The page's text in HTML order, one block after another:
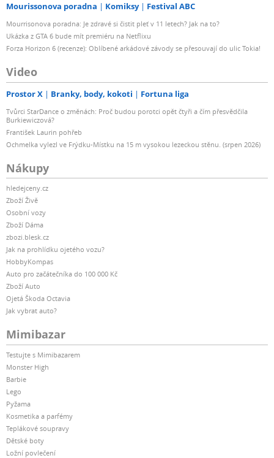
Mourissonova poradna Komiksy Festival ABC
Mourrisonova poradna: Je zdravé si čistit pleť v 11 letech? Jak na to?
Ukázka z GTA 6 bude mít premiéru na Netflixu
Forza Horizon 6 (recenze): Oblíbené arkádové závody se přesouvají do ulic Tokia!
Video
Prostor X Branky, body, kokoti Fortuna liga
Tvůrci StarDance o změnách: Proč budou porotci opět čtyři a čím přesvědčila
Burkiewiczová?
František Laurin pohřeb
Ochmelka vylezl ve Frýdku-Místku na 15 m vysokou lezeckou stěnu. (srpen 2026)
Nákupy
hledejceny.cz
Zboží Živě
Osobní vozy
Zboží Dáma
zbozi.blesk.cz
Jak na prohlídku ojetého vozu?
HobbyKompas
Auto pro začátečníka do 100 000 Kč
Zboží Auto
Ojetá Škoda Octavia
Jak vybrat auto?
Mimibazar
Testujte s Mimibazarem
Monster High
Barbie
Lego
Pyžama
Kosmetika a parfémy
Teplákové soupravy
Dětské boty
Ložní povlečení